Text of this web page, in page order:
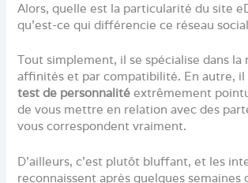
Alors, quelle est la particularité du site
qu’est-ce qui différencie ce réseau
Tout simplement, il se spécialise dans la
affinités et par compatibilité. En autre, il
test de personnalité extrêmement
de vous mettre en relation avec des
vous correspondent vraiment.
D’ailleurs, c’est plutôt bluffant, et les
reconnaissent après quelques semaines